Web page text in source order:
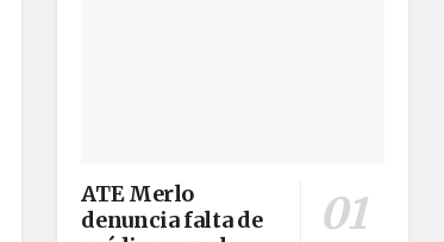
ATE Merlo
denuncia falta de